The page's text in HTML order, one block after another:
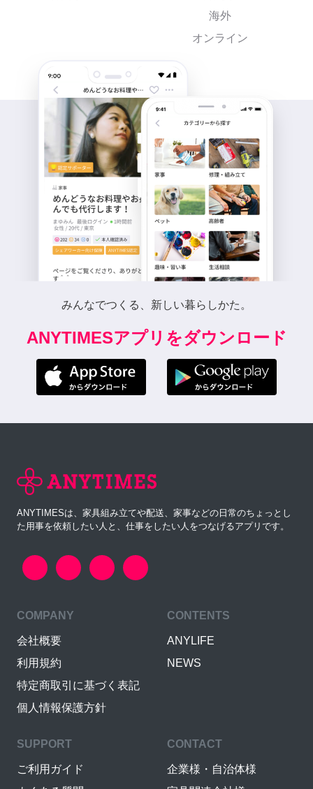
海外
オンライン
みんなでつくる、新しい暮らしかた。
ANYTIMESアプリをダウンロード
ANYTIMESは、家具組み立てや配送、家事などの日常のちょっとし
た用事を依頼したい人と、仕事をしたい人をつなげるアプリです。
COMPANY
会社概要
利用規約
特定商取引に基づく表記
個人情報保護方針
CONTENTS
ANYLIFE
NEWS
SUPPORT
ご利用ガイド
CONTACT
企業様・自治体様